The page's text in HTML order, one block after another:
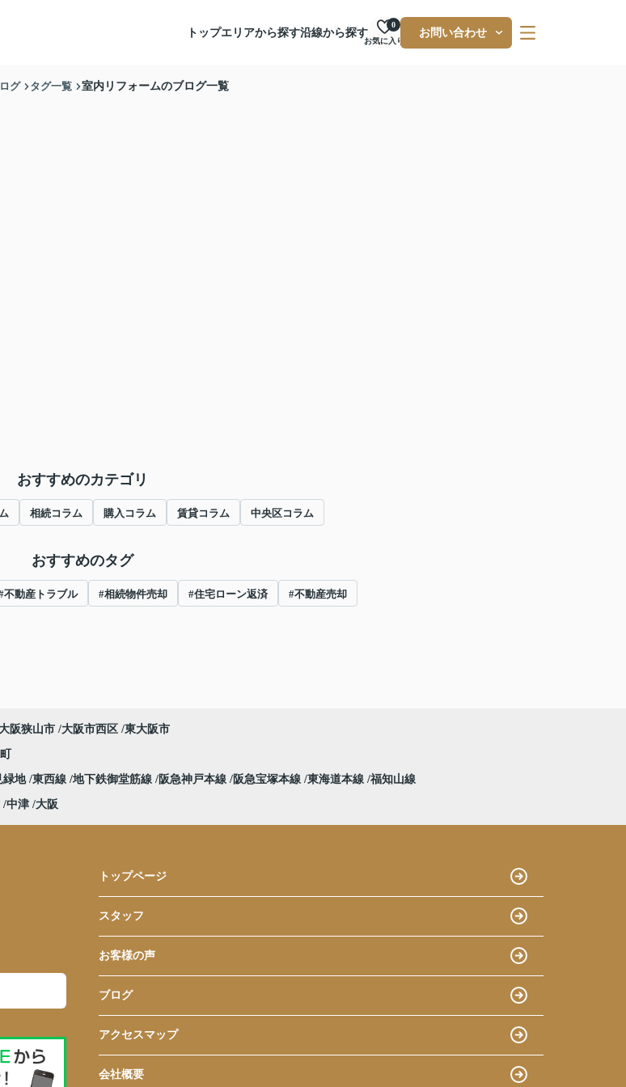
トップエリアから探す沿線から探す
お気に入り
0
お問い合わせ
グ タグ一覧 室内リフォームのブログ一覧
おすすめのカテゴリ
相続コラム 購入コラム 賃貸コラム 中央区コラム
おすすめのタグ
不動産トラブル #相続物件売却 #住宅ローン返済 #不動産売却
大阪狭山市 大阪市西区 東大阪市
緑地 東西線 地下鉄御堂筋線 阪急神戸本線 阪急宝塚本線 東海道本線 福知山線
中津 大阪
トップページ
スタッフ
お客様の声
ブログ
アクセスマップ
会社概要